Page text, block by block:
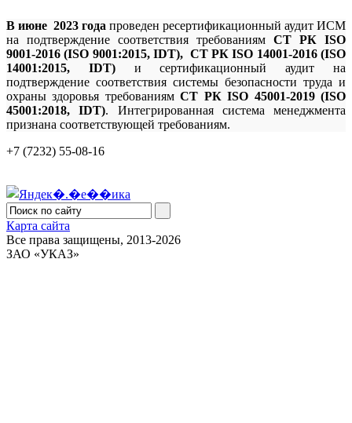
В июне 2023 года проведен ресертификационный аудит ИСМ
на подтверждение соответствия требованиям СТ РК ISO
9001-2016 (ISO 9001:2015, IDT), СТ РК ISO 14001-2016 (ISO
14001:2015, IDT)и сертификационный аудит на
подтверждение соответствия системы безопасности труда и
охраны здоровья требованиямСТ РК ISO 45001-2019 (ISO
45001:2018, IDT). Интегрированная система менеджмента
признана соответствующей требованиям.
+7 (7232) 55-08-16
Карта сайта
Все права защищены, 2013-2026
ЗАО «УКАЗ»